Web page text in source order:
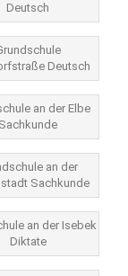
Deutsch
Deutsch
an der Elbe
Sachkunde
an der
Sachkunde
an der Isebek
Diktate